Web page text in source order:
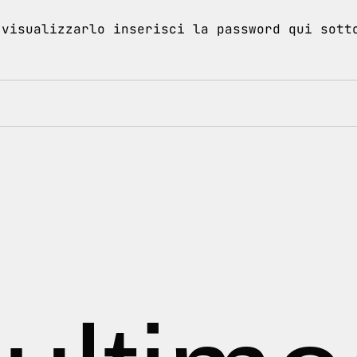
visualizzarlo inserisci la password qui